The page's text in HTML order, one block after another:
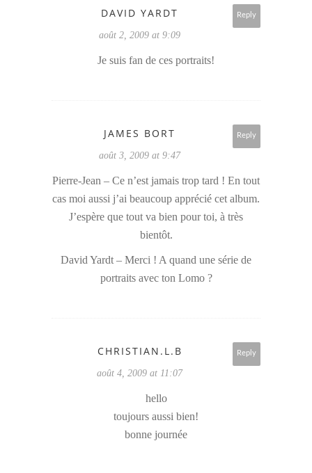
Reply
DAVID YARDT
août 2, 2009 at 9:09
Je suis fan de ces portraits!
Reply
JAMES BORT
août 3, 2009 at 9:47
Pierre-Jean – Ce n’est jamais trop tard ! En tout
cas moi aussi j’ai beaucoup apprécié cet album.
J’espère que tout va bien pour toi, à très
bientôt.
David Yardt – Merci ! A quand une série de
portraits avec ton Lomo ?
Reply
CHRISTIAN.L.B
août 4, 2009 at 11:07
hello
toujours aussi bien!
bonne journée